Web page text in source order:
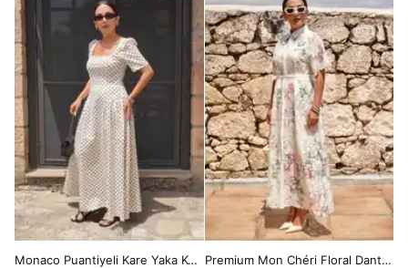
Monaco Puantiyeli Kare Yaka Korsaj Midi Elbise
Premium Mon Chéri Floral Dantel Elbise